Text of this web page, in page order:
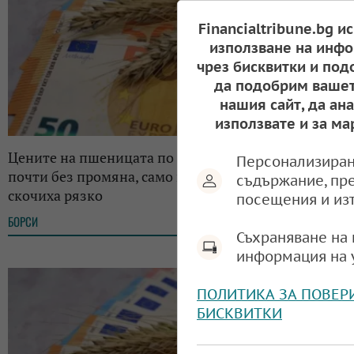
Цените на пшеницата по световните борси са
почти без промяна, само в Русия котировките
скочиха рязко
БОРСИ
Financialtribune.bg
използване на
чрез бисквитки и
да подобрим
нашия сайт, да
използвате и за
съдържание,
посещения и
Съхраняване
информация на
ПОЛИТИКА ЗА
БИСКВИТКИ